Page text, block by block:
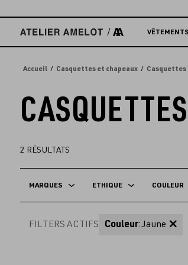
directement
contenu
VÊTEMENTS
Accueil Casquettes et chapeaux Casquettes
2 RÉSULTATS
MARQUES ETHIQUE COULEUR
FILTERS ACTIFS Couleur:Jaune